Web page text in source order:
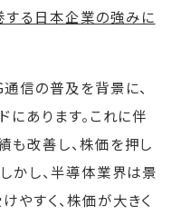
る日本企業の強みに
信の普及を背景に、
あります。これに伴
も改善し、株価を押し
かし、半導体業界は景
やすく、株価が大きく